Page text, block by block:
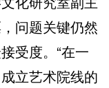
问题关键仍然
受度。“在一
立艺术院线的